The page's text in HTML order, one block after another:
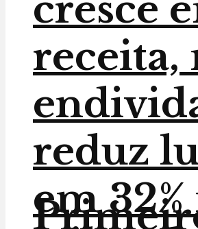
receita,
reduz
em